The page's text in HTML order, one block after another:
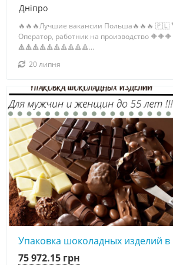
Дніпро
🔥🔥🔥Лучшие вакансии Польша🔥🔥🔥 🇵🇱
Оператор, работник на производство 🔶🔶🔶
🔺🔺🔺🔺🔺🔺🔺🔺🔺🔺...
20 липня
Упаковка шоколадных изделий
75 972.15 грн